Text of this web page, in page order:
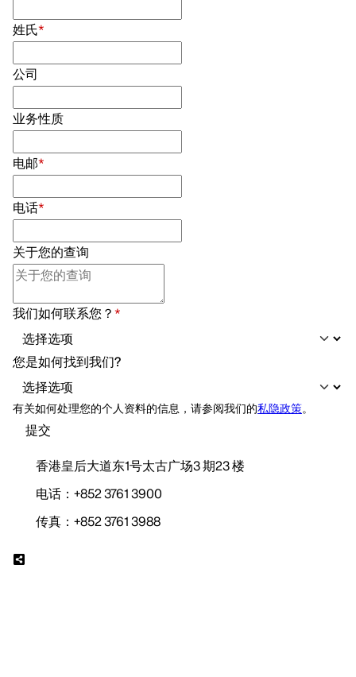
香港皇后大道东1号太古广场3 期23 楼
电话：+852 3761 3900
传真：+852 3761 3988